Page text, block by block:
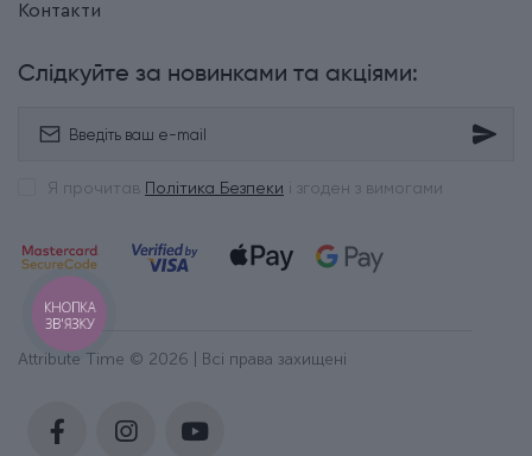
Контакти
Слідкуйте за новинками та акціями:
Я прочитав Політика Безпеки і згоден з вимогами
Attribute Time © 2026 | Всі права захищені
КНОПКА
ЗВ'ЯЗКУ